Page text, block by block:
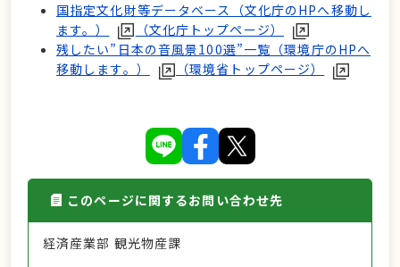
国指定文化財等データベース（文化庁のHPへ移動し
ます。）
（文化庁トップページ）
残したい”日本の音風景100選”一覧（環境庁のHPへ
移動します。）
（環境省トップページ）
このページに関するお問い合わせ先
経済産業部 観光物産課